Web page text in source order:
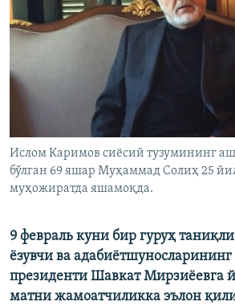
Ислом Каримов сиëсий тузумининг
бўлган 69 яшар Муҳаммад Солиҳ 25
муҳожиратда яшамоқда.
9 февраль куни бир гуруҳ
ëзувчи ва
президенти Шавкат Мирзиëевга
матни жамоатчиликка эълон